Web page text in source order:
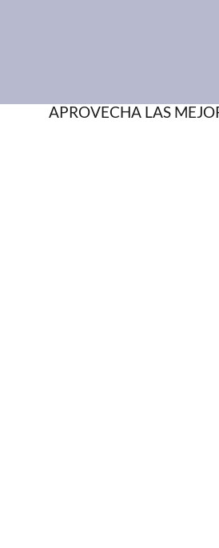
APROVECHA LAS